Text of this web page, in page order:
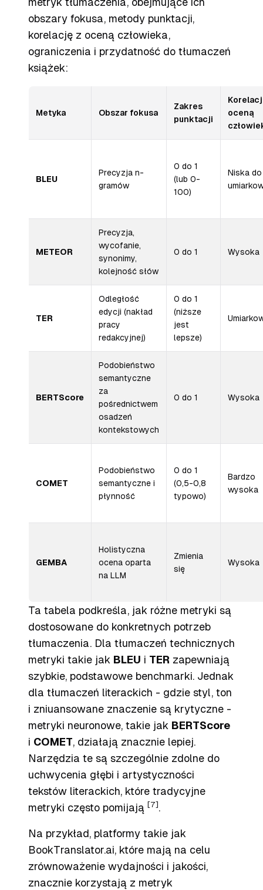
obszary fokusa, metody punktacji,
korelację z oceną człowieka,
ograniczenia i przydatność do tłumaczeń
książek:
Metyka Obszar fokusa
Zakres
punktacji
oceną
BLEU
Precyzja n-
gramów
0 do 1
(lub 0-
100)
Niska do
METEOR
Precyzja,
wycofanie,
synonimy,
kolejność słów
0 do 1 Wysoka
TER
Odległość
edycji (nakład
pracy
redakcyjnej)
0 do 1
(niższe
jest
lepsze)
BERTScore
Podobieństwo
semantyczne
za
pośrednictwem
osadzeń
kontekstowych
0 do 1 Wysoka
COMET
Podobieństwo
semantyczne i
płynność
0 do 1
(0,5-0,8
typowo)
Bardzo
wysoka
GEMBA
Holistyczna
ocena oparta
na LLM
Zmienia
się
Wysoka
Ta tabela podkreśla, jak różne metryki są
dostosowane do konkretnych potrzeb
tłumaczenia. Dla tłumaczeń technicznych
metryki takie jak BLEU i TER zapewniają
szybkie, podstawowe benchmarki. Jednak
dla tłumaczeń literackich - gdzie styl, ton
i zniuansowane znaczenie są krytyczne -
metryki neuronowe, takie jak BERTScore
i COMET, działają znacznie lepiej.
Narzędzia te są szczególnie zdolne do
uchwycenia głębi i artystyczności
tekstów literackich, które tradycyjne
metryki często pomijają [7] .
Na przykład, platformy takie jak
BookTranslator.ai, które mają na celu
zrównoważenie wydajności i jakości,
znacznie korzystają z metryk